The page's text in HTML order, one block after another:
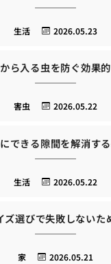
2026.05.23
生活
ら入る虫を防ぐ効果
2026.05.22
害虫
できる隙間を解消す
2026.05.22
生活
ズ選びで失敗しないた
2026.05.21
家